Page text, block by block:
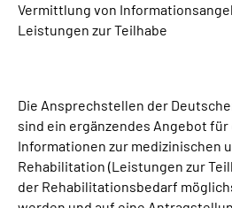
Über uns & Presse
Suche
Language
Vermittlung von
Leistungen zur Teilhabe
Die Ansprechstellen der
sind ein ergänzendes Angebot
Informationen zur medizinischen
Rehabilitation (Leistungen zur
der Rehabilitationsbedarf